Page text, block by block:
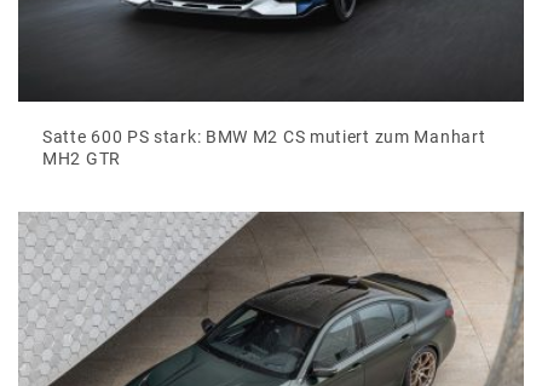
Satte 600 PS stark: BMW M2 CS mutiert zum Manhart
MH2 GTR